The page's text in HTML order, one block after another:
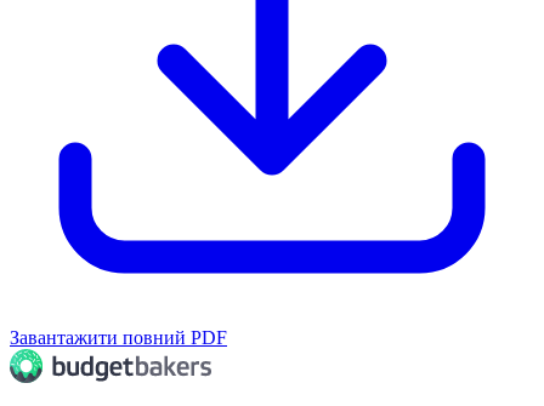
Завантажити повний PDF